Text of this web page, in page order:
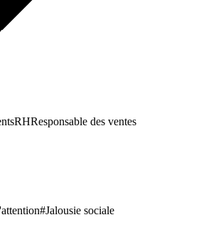
RHResponsable des ventes
#Jalousie sociale